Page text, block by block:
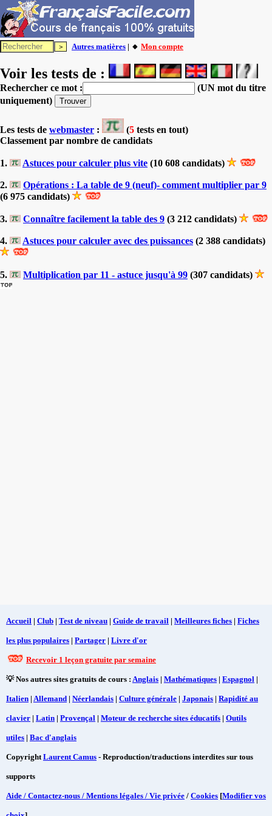
Autres matières | 🔸 Mon compte
Voir les tests de :
Rechercher ce mot :
(UN mot du titre
uniquement)
Les tests de webmaster : (5 tests en tout)
Classement par nombre de candidats
1. Astuces pour calculer plus vite (10 608 candidats)
2.
Opérations : La table de 9 (neuf)- comment multiplier par 9
(6 975 candidats)
3. Connaître facilement la table des 9 (3 212 candidats)
4. Astuces pour calculer avec des puissances (2 388 candidats)
5. Multiplication par 11 - astuce jusqu'à 99 (307 candidats)
Accueil | Club | Test de niveau | Guide de travail | Meilleures fiches | Fiches
les plus populaires | Partager | Livre d'or
Recevoir 1 leçon gratuite par semaine
💡 Nos autres sites gratuits de cours : Anglais | Mathématiques | Espagnol |
Italien | Allemand | Néerlandais | Culture générale | Japonais | Rapidité au
clavier | Latin | Provençal | Moteur de recherche sites éducatifs | Outils
utiles | Bac d'anglais
CopyrightLaurent Camus - Reproduction/traductions interdites sur tous
supports
Aide / Contactez-nous / Mentions légales / Vie privée / Cookies [Modifier vos